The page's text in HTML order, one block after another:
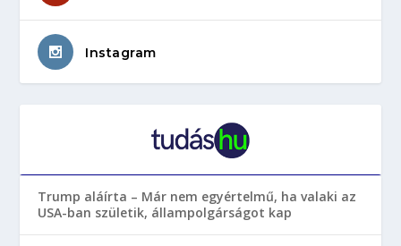
Instagram
Trump aláírta – Már nem egyértelmű, ha valaki az
USA-ban születik, állampolgárságot kap